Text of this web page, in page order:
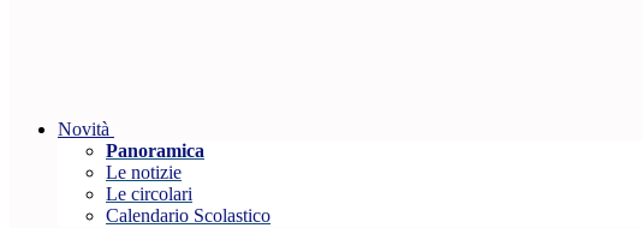
Novità
Panoramica
Le notizie
Le circolari
Calendario Scolastico